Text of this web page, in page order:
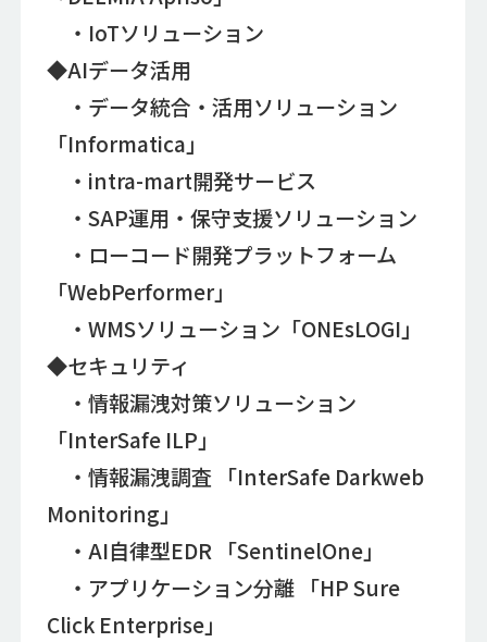
・IoTソリューション
◆AIデータ活用
・データ統合・活用ソリューション
「Informatica」
・intra-mart開発サービス
・SAP運用・保守支援ソリューション
・ローコード開発プラットフォーム
「WebPerformer」
・WMSソリューション「ONEsLOGI」
◆セキュリティ
・情報漏洩対策ソリューション
「InterSafe ILP」
・情報漏洩調査 「InterSafe Darkweb
Monitoring」
・AI自律型EDR 「SentinelOne」
・アプリケーション分離 「HP Sure
Click Enterprise」